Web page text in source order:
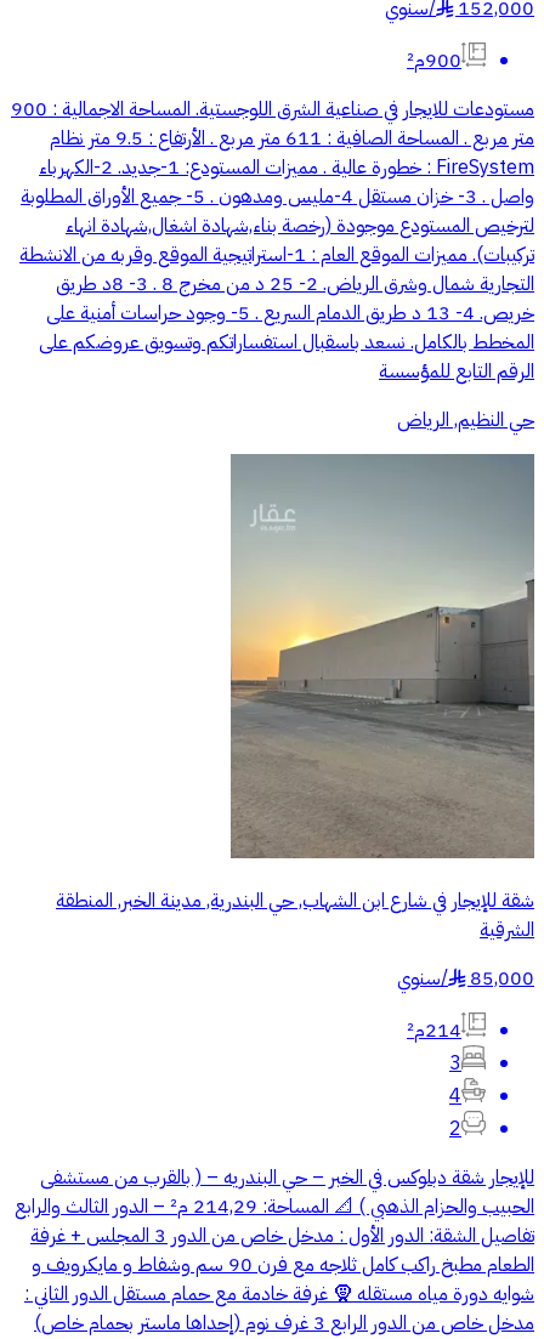
152,000
§
/سنوي
900م²
مستودعات للايجار في صناعية الشرق اللوجستية. المساحة الاجمالية : 900
متر مربع . المساحة الصافية : 611 متر مربع . الأرتفاع : 9.5 متر نظام
FireSystem : خطورة عالية . مميزات المستودع: 1-جديد. 2-الكهرباء
واصل . 3- خزان مستقل 4-مليس ومدهون . 5- جميع الأوراق المطلوبة
لترخيص المستودع موجودة (رخصة بناء,شهادة اشغال,شهادة انهاء
تركيبات). مميزات الموقع العام : 1-استراتيجية الموقع وقربه من الانشطة
التجارية شمال وشرق الرياض. 2- 25 د من مخرج 8 . 3- 8د طريق
خريص. 4- 13 د طريق الدمام السريع . 5- وجود حراسات أمنية على
المخطط بالكامل. نسعد باسقبال استفساراتكم وتسويق عروضكم على
الرقم التابع للمؤسسة
حي النظيم, الرياض
شقة للإيجار في شارع ابن الشهاب, حي البندرية, مدينة الخبر, المنطقة
الشرقية
85,000
§
/سنوي
214م²
3
4
2
للإيجار شقة دبلوكس في الخبر – حي البندريه – ( بالقرب من مستشفى
الحبيب والحزام الذهبي ) 📐 المساحة: 214,29 م² – الدور الثالث والرابع
تفاصيل الشقة: الدور الأول : مدخل خاص من الدور 3 المجلس + غرفة
الطعام مطبخ راكب كامل ثلاجه مع فرن 90 سم وشفاط و مايكرويف و
شوايه دورة مياه مستقله 🧕 غرفة خادمة مع حمام مستقل الدور الثاني :
مدخل خاص من الدور الرابع 3 غرف نوم (إحداها ماستر بحمام خاص)